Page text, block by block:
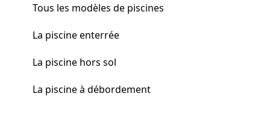
Tous les modèles de piscines
La piscine enterrée
La piscine hors sol
La piscine à débordement